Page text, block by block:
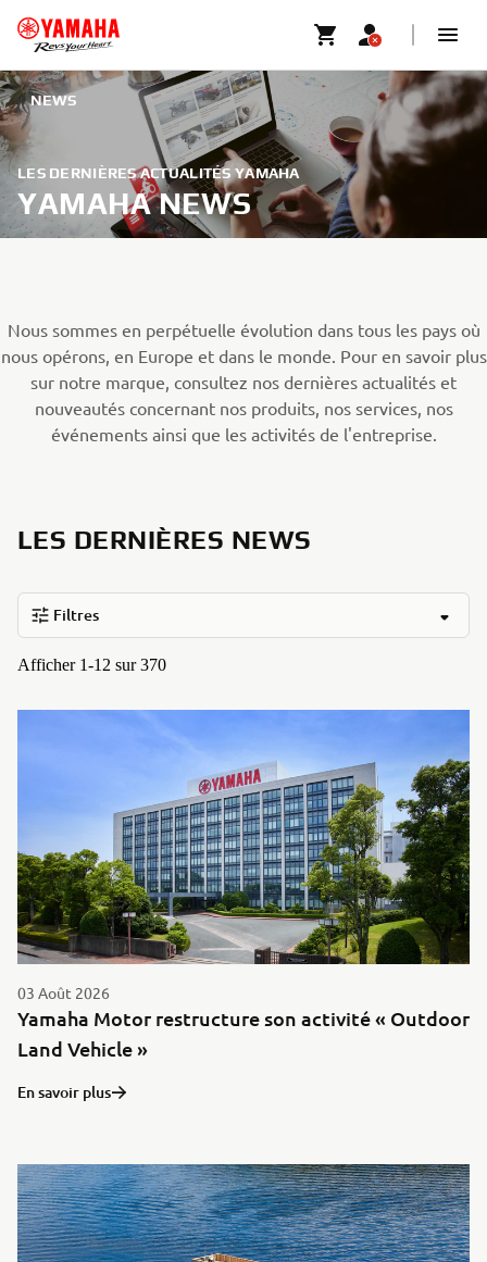
NEWS
LES DERNIÈRES ACTUALITÉS YAMAHA
YAMAHA NEWS
Nous sommes en perpétuelle évolution dans tous les pays où
nous opérons, en Europe et dans le monde. Pour en savoir plus
sur notre marque, consultez nos dernières actualités et
nouveautés concernant nos produits, nos services, nos
événements ainsi que les activités de l'entreprise.
LES DERNIÈRES NEWS
Filtres
Afficher 1-12 sur 370
03 Août 2026
Yamaha Motor restructure son activité « Outdoor
Land Vehicle »
En savoir plus